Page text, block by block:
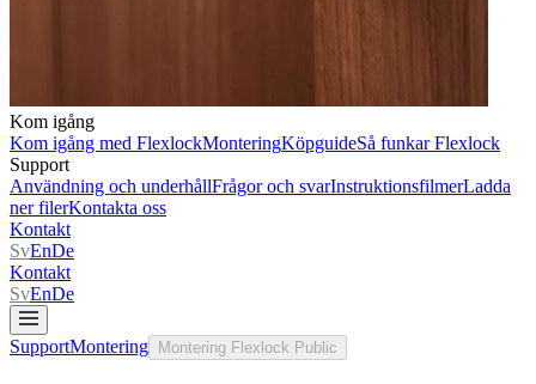
Kom igång
Kom igång med FlexlockMonteringKöpguideSå funkar Flexlock
Support
Användning och underhållFrågor och svarInstruktionsfilmerLadda
ner filerKontakta oss
Kontakt
SvEnDe
Kontakt
SvEnDe
SupportMontering Montering Flexlock Public